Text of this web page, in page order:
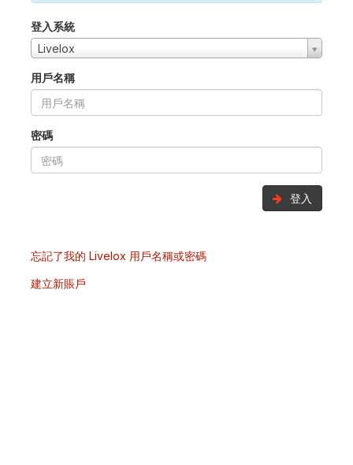
登入系統
Livelox
用戶名稱
密碼
登入
忘記了我的 Livelox 用戶名稱或密碼
建立新賬戶